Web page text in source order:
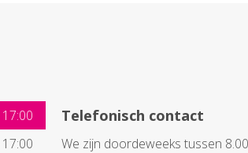
17:00
17:00
Telefonisch contact
We zijn doordeweeks tussen